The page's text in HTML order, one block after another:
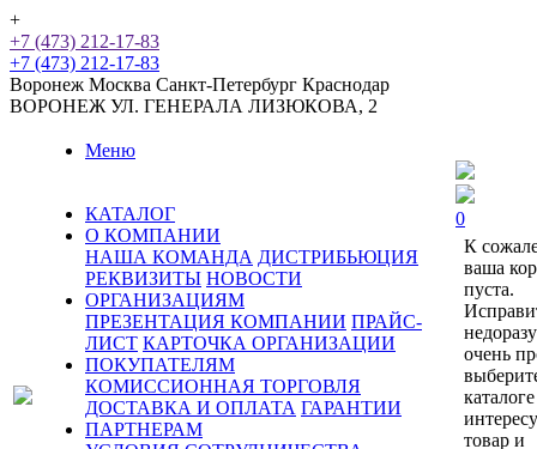
+
+7 (473) 212-17-83
+7 (473) 212-17-83
Воронеж Москва Санкт-Петербург Краснодар
ВОРОНЕЖ УЛ. ГЕНЕРАЛА ЛИЗЮКОВА, 2
Меню
КАТАЛОГ
О КОМПАНИИ
НАША КОМАНДА ДИСТРИБЬЮЦИЯ
РЕКВИЗИТЫ НОВОСТИ
ОРГАНИЗАЦИЯМ
ПРЕЗЕНТАЦИЯ КОМПАНИИ ПРАЙС-
ЛИСТ КАРТОЧКА ОРГАНИЗАЦИИ
ПОКУПАТЕЛЯМ
КОМИССИОННАЯ ТОРГОВЛЯ
ДОСТАВКА И ОПЛАТА ГАРАНТИИ
ПАРТНЕРАМ
0
К
ваша
пуста.
очень
каталоге
товар и